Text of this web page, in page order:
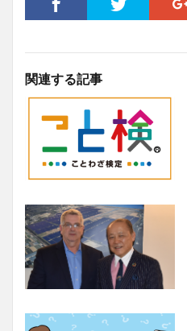
関連する記事